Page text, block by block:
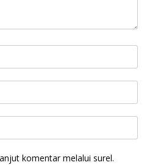
komentar melalui surel.